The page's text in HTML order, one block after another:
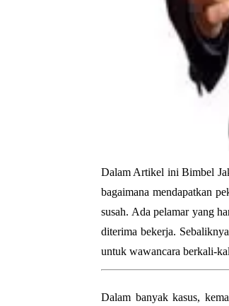
Dalam Artikel ini Bimbel
bagaimana mendapatkan
susah. Ada pelamar yang
diterima bekerja.
untuk wawancara berkali-
Dalam banyak kasus,